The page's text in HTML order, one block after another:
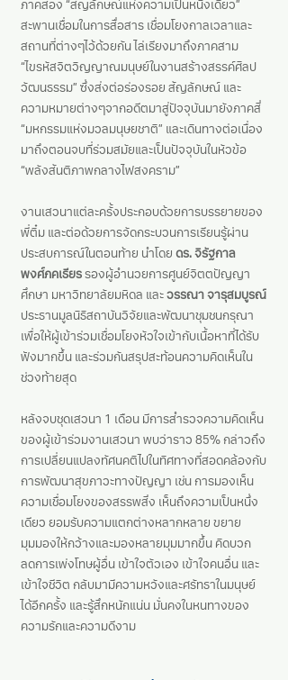
ภาคสอง “สัญลักษณ์แห่งความเป็นหนึ่งเดียว”
สะพานเชื่อมในการสื่อสาร เชื่อมโยงกาลเวลาและ
สถานที่ต่างๆไว้ด้วยกัน ไล่เรียงมาถึงภาคสาม
“ไขรหัสจิตวิญญาณมนุษย์ในงานสร้างสรรค์ศิลป
วัฒนธรรม” ซึ่งส่งต่อร่องรอย สัญลักษณ์ และ
ความหมายต่างๆจากอดีตมาสู่ปัจจุบันมายังภาคสี่
“มหกรรมแห่งมวลมนุษยชาติ” และเดินทางต่อเนื่อง
มาถึงตอนจบที่ร่วมสมัยและเป็นปัจจุบันในหัวข้อ
“พลังสันติภาพกลางไฟสงคราม”
งานเสวนาแต่ละครั้งประกอบด้วยการบรรยายของ
พี่ติ๋ม และต่อด้วยการจัดกระบวนการเรียนรู้ผ่าน
ประสบการณ์ในตอนท้าย นำโดย ดร. จิรัฐกาล
พงศ์ภคเธียร รองผู้อำนวยการศูนย์จิตตปัญญา
ศึกษา มหาวิทยาลัยมหิดล และ วรรณา จารุสมบูรณ์
ประธานมูลนิธิสถาบันวิจัยและพัฒนาชุมชนกรุณา
เพื่อให้ผู้เข้าร่วมเชื่อมโยงหัวใจเข้ากับเนื้อหาที่ได้รับ
ฟังมากขึ้น และร่วมกันสรุปสะท้อนความคิดเห็นใน
ช่วงท้ายสุด
หลังจบชุดเสวนา 1 เดือน มีการสำรวจความคิดเห็น
ของผู้เข้าร่วมงานเสวนา พบว่าราว 85% กล่าวถึง
การเปลี่ยนแปลงทัศนคติไปในทิศทางที่สอดคล้องกับ
การพัฒนาสุขภาวะทางปัญญา เช่น การมองเห็น
ความเชื่อมโยงของสรรพสิ่ง เห็นถึงความเป็นหนึ่ง
เดียว ยอมรับความแตกต่างหลากหลาย ขยาย
มุมมองให้กว้างและมองหลายมุมมากขึ้น คิดบวก
ลดการเพ่งโทษผู้อื่น เข้าใจตัวเอง เข้าใจคนอื่น และ
เข้าใจชีวิต กลับมามีความหวังและศรัทธาในมนุษย์
ได้อีกครั้ง และรู้สึกหนักแน่น มั่นคงในหนทางของ
ความรักและความดีงาม